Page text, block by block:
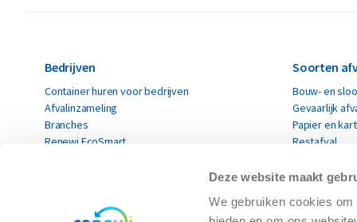
Deze website maakt
We gebruiken cookies
Bedrijven
Container huren voor bedrijven
Afvalinzameling
Branches
Renewi EcoSmart
Container huren voor particulieren
Soorten
Bouw- en
Gevaarlijk
Papier en
Restafval
Circulaire
Circulaire